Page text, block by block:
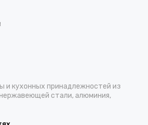
и кухонных принадлежностей из
стали, алюминия,